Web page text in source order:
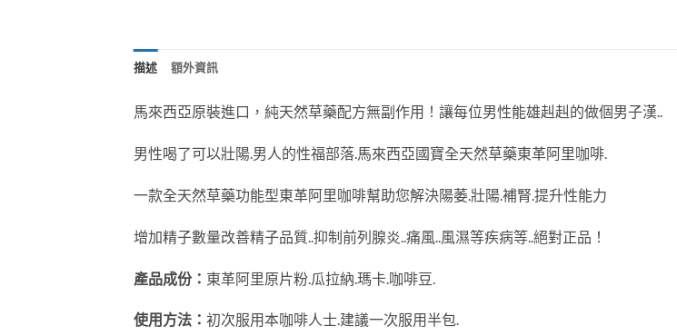
描述 額外資訊
馬來西亞原裝進口，純天然草藥配方無副作用！讓每位男性能雄赳赳的做個男子漢..
男性喝了可以壯陽.男人的性福部落.馬來西亞國寶全天然草藥東革阿里咖啡.
一款全天然草藥功能型東革阿里咖啡幫助您解決陽萎.壯陽.補腎.提升性能力
增加精子數量改善精子品質..抑制前列腺炎..痛風..風濕等疾病等..絕對正品！
產品成份： 東革阿里原片粉.瓜拉納.瑪卡.咖啡豆.
使用方法： 初次服用本咖啡人士.建議一次服用半包.